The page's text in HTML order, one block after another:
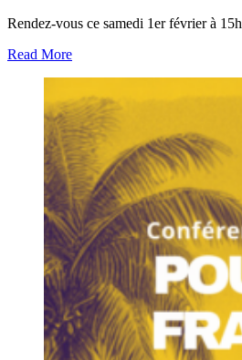
Rendez-vous ce samedi 1er février à
Read More